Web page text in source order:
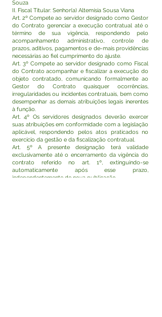
Souza
II. Fiscal Titular: Senhor(a) Altemísia Sousa Viana
Art. 2º Compete ao servidor designado como Gestor
do Contrato gerenciar a execução contratual até o
término de sua vigência, respondendo pelo
acompanhamento administrativo, controle de
prazos, aditivos, pagamentos e de-mais providências
necessárias ao fiel cumprimento do ajuste.
Art. 3º Compete ao servidor designado como Fiscal
do Contrato acompanhar e fiscalizar a execução do
objeto contratado, comunicando formalmente ao
Gestor do Contrato quaisquer ocorrências,
irregularidades ou incidentes contratuais, bem como
desempenhar as demais atribuições legais inerentes
à função.
Art. 4º Os servidores designados deverão exercer
suas atribuições em conformidade com a legislação
aplicável, respondendo pelos atos praticados no
exercício da gestão e da fiscalização contratual.
Art. 5º A presente designação terá validade
exclusivamente até o encerramento da vigência do
contrato referido no art. 1º, extinguindo-se
automaticamente após esse prazo,
independentemente de nova publicação.